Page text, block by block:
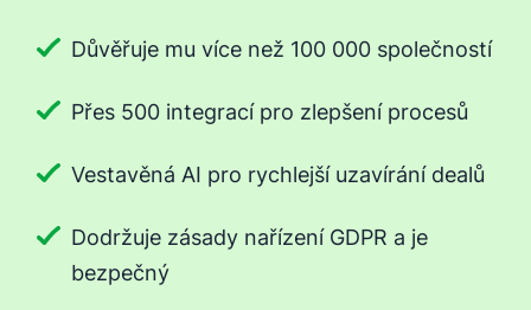
Důvěřuje mu více než 100 000 společností
Přes 500 integrací pro zlepšení procesů
Vestavěná AI pro rychlejší uzavírání dealů
Dodržuje zásady nařízení GDPR a je
bezpečný